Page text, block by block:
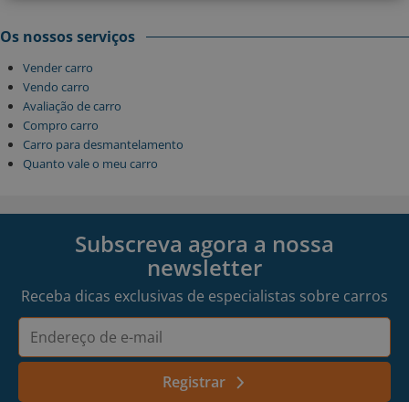
Os nossos serviços
Vender carro
Vendo carro
Avaliação de carro
Compro carro
Carro para desmantelamento
Quanto vale o meu carro
Subscreva agora a nossa
newsletter
Receba dicas exclusivas de especialistas sobre carros
e-
mail
Registrar